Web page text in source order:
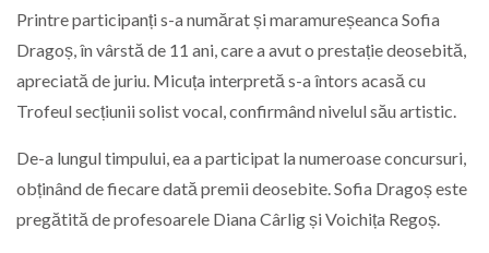
Printre participanți s-a numărat și maramureșeanca Sofia
Dragoș, în vârstă de 11 ani, care a avut o prestație deosebită,
apreciată de juriu. Micuța interpretă s-a întors acasă cu
Trofeul secțiunii solist vocal, confirmând nivelul său artistic.
De-a lungul timpului, ea a participat la numeroase concursuri,
obținând de fiecare dată premii deosebite. Sofia Dragoș este
pregătită de profesoarele Diana Cârlig și Voichița Regoș.